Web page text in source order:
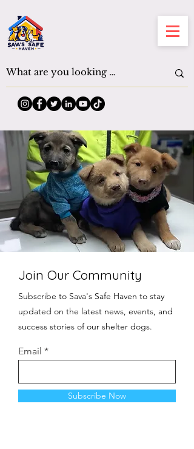
Join Our Community
Subscribe to Sava's Safe Haven to stay
updated on the latest news, events, and
success stories of our shelter dogs.
Email
Subscribe Now